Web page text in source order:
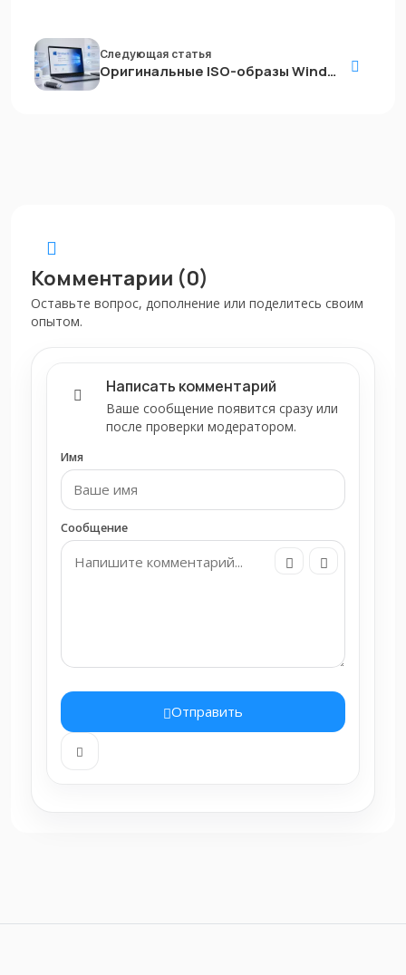
Следующая статья
Оригинальные ISO-образы Windows 10 22H2
Комментарии (0)
Оставьте вопрос, дополнение или поделитесь своим
опытом.
Написать комментарий
Ваше сообщение появится сразу или
после проверки модератором.
Имя
Сообщение
Отправить